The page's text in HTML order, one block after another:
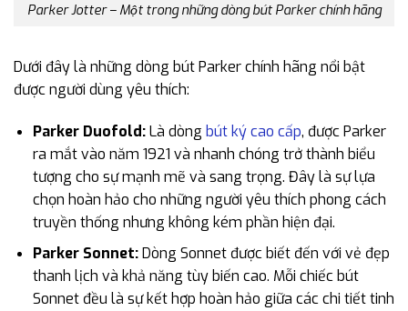
Parker Jotter – Một trong những dòng bút Parker chính hãng
Dưới đây là những dòng bút Parker chính hãng nổi bật
được người dùng yêu thích:
Parker Duofold:Là dòng bút ký cao cấp, được Parker
ra mắt vào năm 1921 và nhanh chóng trở thành biểu
tượng cho sự mạnh mẽ và sang trọng. Đây là sự lựa
chọn hoàn hảo cho những người yêu thích phong cách
truyền thống nhưng không kém phần hiện đại.
Parker Sonnet:Dòng Sonnet được biết đến với vẻ đẹp
thanh lịch và khả năng tùy biến cao. Mỗi chiếc bút
Sonnet đều là sự kết hợp hoàn hảo giữa các chi tiết tinh